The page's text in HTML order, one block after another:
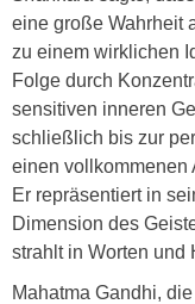
eine große Wahrheit
zu einem wirklichen
Folge durch
sensitiven inneren
schließlich bis zur
einen vollkommenen
Er repräsentiert in
Dimension des
strahlt in Worten und
Mahatma Gandhi,